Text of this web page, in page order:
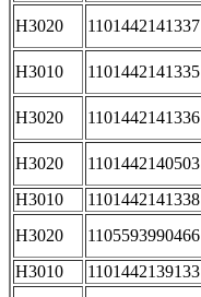
H3020 1101442141337
H3010 1101442141335
H3020 1101442141336
H3020 1101442140503
H3010
1101442141338
H3020
1105593990466
H3010
1101442139133